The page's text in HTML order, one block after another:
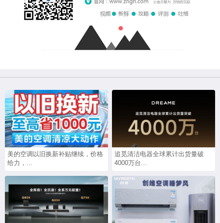
美的空调以旧换新补贴继续，价格
给力，...
追觅清洁电器全球累计出货量破
4000万台...